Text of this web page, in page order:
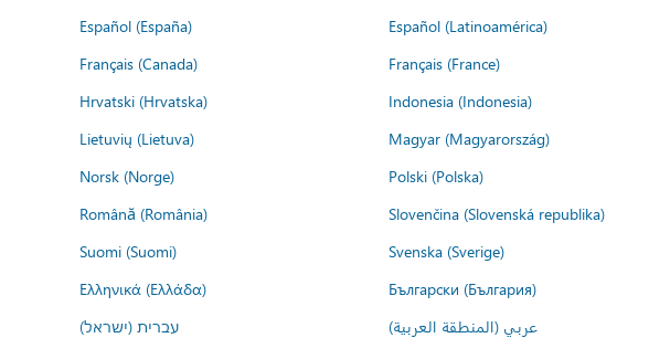
Español (España)
Español (Latinoamérica)
Français (Canada)
Français (France)
Hrvatski (Hrvatska)
Indonesia (Indonesia)
Lietuvių (Lietuva)
Magyar (Magyarország)
Norsk (Norge)
Polski (Polska)
Română (România)
Slovenčina (Slovenská republika)
Suomi (Suomi)
Svenska (Sverige)
Ελληνικά (Ελλάδα)
Български (България)
עברית (ישראל)
عربي (المنطقة العربية)